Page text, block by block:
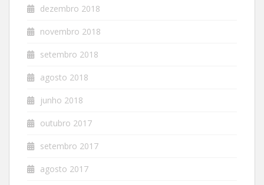
dezembro 2018
novembro 2018
setembro 2018
agosto 2018
junho 2018
outubro 2017
setembro 2017
agosto 2017